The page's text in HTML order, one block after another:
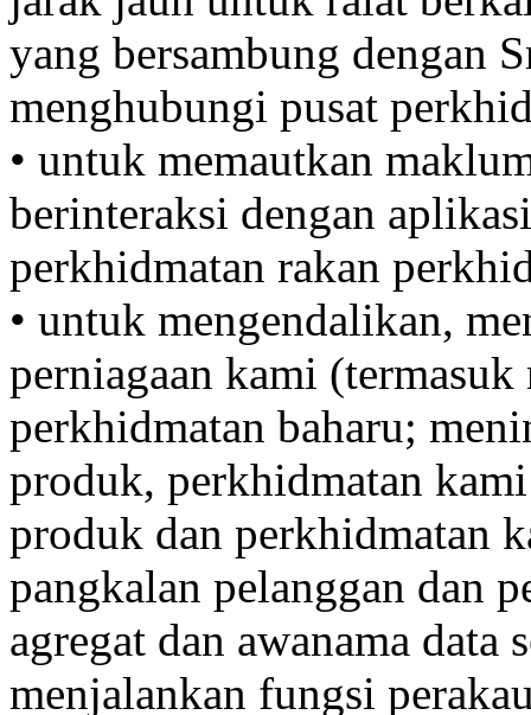
yang bersambung dengan
menghubungi pusat
• untuk memautkan
berinteraksi dengan
perkhidmatan rakan
• untuk mengendalikan,
perniagaan kami
perkhidmatan baharu;
produk, perkhidmatan
produk dan perkhidmatan
pangkalan pelanggan dan
agregat dan awanama data
menjalankan fungsi